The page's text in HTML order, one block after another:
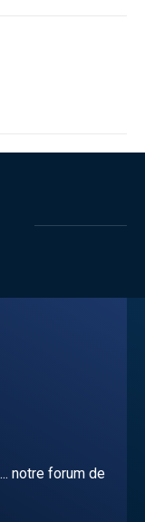
notre forum de